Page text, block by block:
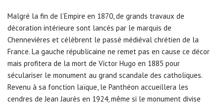
Malgré la fin de l’Empire en 1870, de grands travaux de
décoration intérieure sont lancés par le marquis de
Chennevières et célèbrent le passé médiéval chrétien de la
France. La gauche républicaine ne remet pas en cause ce décor
mais profitera de la mort de Victor Hugo en 1885 pour
séculariser le monument au grand scandale des catholiques.
Revenu à sa fonction laïque, le Panthéon accueillera les
cendres de Jean Jaurès en 1924, même si le monument divise